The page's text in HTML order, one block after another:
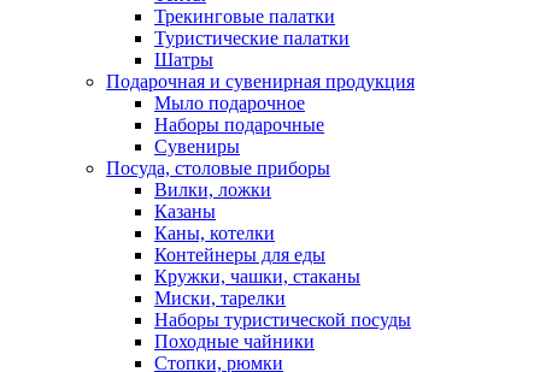
Трекинговые палатки
Туристические палатки
Шатры
Подарочная и сувенирная продукция
Мыло подарочное
Наборы подарочные
Сувениры
Посуда, столовые приборы
Вилки, ложки
Казаны
Каны, котелки
Контейнеры для еды
Кружки, чашки, стаканы
Миски, тарелки
Наборы туристической посуды
Походные чайники
Стопки, рюмки